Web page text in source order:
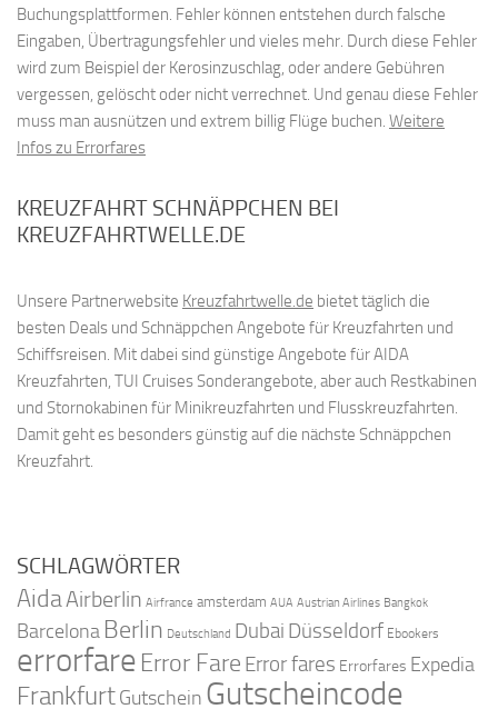
Buchungsplattformen. Fehler können entstehen durch falsche
Eingaben, Übertragungsfehler und vieles mehr. Durch diese Fehler
wird zum Beispiel der Kerosinzuschlag, oder andere Gebühren
vergessen, gelöscht oder nicht verrechnet. Und genau diese Fehler
muss man ausnützen und extrem billig Flüge buchen. Weitere
Infos zu Errorfares
KREUZFAHRT SCHNÄPPCHEN BEI
KREUZFAHRTWELLE.DE
Unsere Partnerwebsite Kreuzfahrtwelle.de bietet täglich die
besten Deals und Schnäppchen Angebote für Kreuzfahrten und
Schiffsreisen. Mit dabei sind günstige Angebote für AIDA
Kreuzfahrten, TUI Cruises Sonderangebote, aber auch Restkabinen
und Stornokabinen für Minikreuzfahrten und Flusskreuzfahrten.
Damit geht es besonders günstig auf die nächste Schnäppchen
Kreuzfahrt.
SCHLAGWÖRTER
AidaAirberlin Airfrance amsterdam AUA Austrian Airlines Bangkok
Barcelona Berlin Deutschland Dubai Düsseldorf Ebookers
errorfare Error Fare Error fares Errorfares Expedia
FrankfurtGutschein Gutscheincode